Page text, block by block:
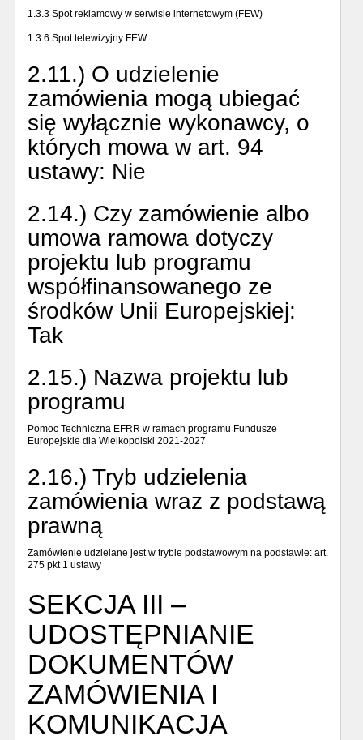
1.3.3 Spot reklamowy w serwisie internetowym (FEW)
1.3.6 Spot telewizyjny FEW
2.11.) O udzielenie
zamówienia mogą ubiegać
się wyłącznie wykonawcy, o
których mowa w art. 94
ustawy: Nie
2.14.) Czy zamówienie albo
umowa ramowa dotyczy
projektu lub programu
współfinansowanego ze
środków Unii Europejskiej:
Tak
2.15.) Nazwa projektu lub
programu
Pomoc Techniczna EFRR w ramach programu Fundusze
Europejskie dla Wielkopolski 2021-2027
2.16.) Tryb udzielenia
zamówienia wraz z podstawą
prawną
Zamówienie udzielane jest w trybie podstawowym na podstawie: art.
275 pkt 1 ustawy
SEKCJA III –
UDOSTĘPNIANIE
DOKUMENTÓW
ZAMÓWIENIA I
KOMUNIKACJA